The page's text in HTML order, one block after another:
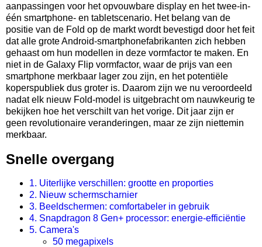
aanpassingen voor het opvouwbare display en het twee-in-
één smartphone- en tabletscenario. Het belang van de
positie van de Fold op de markt wordt bevestigd door het feit
dat alle grote Android-smartphonefabrikanten zich hebben
gehaast om hun modellen in deze vormfactor te maken. En
niet in de Galaxy Flip vormfactor, waar de prijs van een
smartphone merkbaar lager zou zijn, en het potentiële
koperspubliek dus groter is. Daarom zijn we nu veroordeeld
nadat elk nieuw Fold-model is uitgebracht om nauwkeurig te
bekijken hoe het verschilt van het vorige. Dit jaar zijn er
geen revolutionaire veranderingen, maar ze zijn niettemin
merkbaar.
Snelle overgang
1. Uiterlijke verschillen: grootte en proporties
2. Nieuw schermscharnier
3. Beeldschermen: comfortabeler in gebruik
4. Snapdragon 8 Gen+ processor: energie-efficiëntie
5. Camera's
50 megapixels